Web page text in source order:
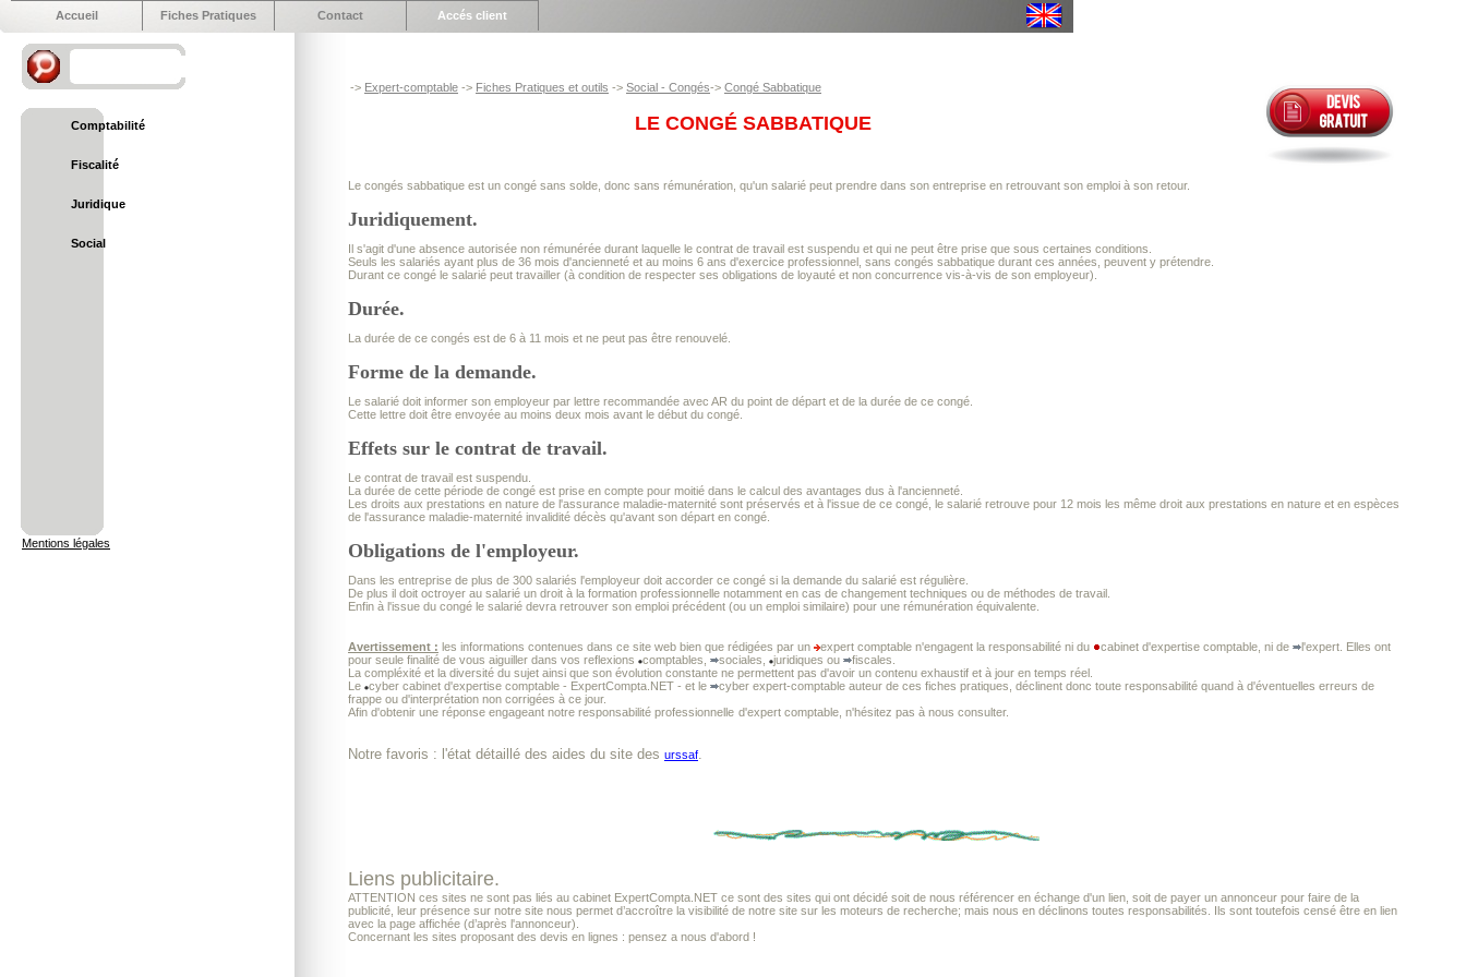
Accueil Fiches Pratiques Contact Accés client
Comptabilité
Fiscalité
Juridique
Social
Mentions légales
-> Expert-comptable -> Fiches Pratiques et outils -> Social - Congés-> Congé Sabbatique
LE CONGÉ SABBATIQUE
Le congés sabbatique est un congé sans solde, donc sans rémunération, qu'un salarié peut prendre dans son entreprise en retrouvant son emploi à son retour.
Juridiquement.
Il s'agit d'une absence autorisée non rémunérée durant laquelle le contrat de travail est suspendu et qui ne peut être prise que sous certaines conditions.
Seuls les salariés ayant plus de 36 mois d'ancienneté et au moins 6 ans d'exercice professionnel, sans congés sabbatique durant ces années, peuvent y prétendre.
Durant ce congé le salarié peut travailler (à condition de respecter ses obligations de loyauté et non concurrence vis-à-vis de son employeur).
Durée.
La durée de ce congés est de 6 à 11 mois et ne peut pas être renouvelé.
Forme de la demande.
Le salarié doit informer son employeur par lettre recommandée avec AR du point de départ et de la durée de ce congé.
Cette lettre doit être envoyée au moins deux mois avant le début du congé.
Effets sur le contrat de travail.
Le contrat de travail est suspendu.
La durée de cette période de congé est prise en compte pour moitié dans le calcul des avantages dus à l'ancienneté.
Les droits aux prestations en nature de l'assurance maladie-maternité sont préservés et à l'issue de ce congé, le salarié retrouve pour 12 mois les même droit aux prestations en nature et en espèces
de l'assurance maladie-maternité invalidité décès qu'avant son départ en congé.
Obligations de l'employeur.
Dans les entreprise de plus de 300 salariés l'employeur doit accorder ce congé si la demande du salarié est régulière.
De plus il doit octroyer au salarié un droit à la formation professionnelle notamment en cas de changement techniques ou de méthodes de travail.
Enfin à l'issue du congé le salarié devra retrouver son emploi précédent (ou un emploi similaire) pour une rémunération équivalente.
Avertissement : les informations contenues dans ce site web bien que rédigées par un expert comptable n'engagent la responsabilité ni du cabinet d'expertise comptable, ni de
l'expert. Elles ont
pour seule finalité de vous aiguiller dans vos reflexions
comptables, sociales, juridiques ou
fiscales.
La compléxité et la diversité du sujet ainsi que son évolution constante ne permettent pas d'avoir un contenu exhaustif et à jour en temps réel.
Le cyber cabinet d'expertise comptable - ExpertCompta.NET - et le
cyber expert-comptable auteur de ces fiches pratiques, déclinent donc toute responsabilité quand à d'éventuelles erreurs de
frappe ou d'interprétation non corrigées à ce jour.
Afin d'obtenir une réponse engageant notre responsabilité professionnelle d'expert comptable, n'hésitez pas à nous consulter.
Notre favoris : l'état détaillé des aides du site des urssaf.
Liens publicitaire.
ATTENTION ces sites ne sont pas liés au cabinet ExpertCompta.NET ce sont des sites qui ont décidé soit de nous référencer en échange d'un lien, soit de payer un annonceur pour faire de la
publicité, leur présence sur notre site nous permet d’accroître la visibilité de notre site sur les moteurs de recherche; mais nous en déclinons toutes responsabilités. Ils sont toutefois censé être en lien
avec la page affichée (d’après l'annonceur).
Concernant les sites proposant des devis en lignes : pensez a nous d'abord !